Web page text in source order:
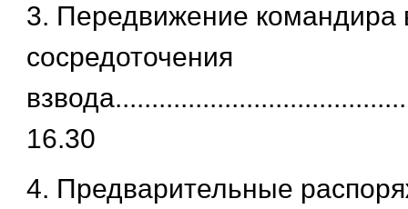
3. Передвижение командира
сосредоточения
16.30
4. Предварительные